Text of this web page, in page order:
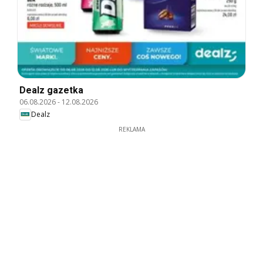
Dealz gazetka
06.08.2026- 12.08.2026
Dealz
REKLAMA